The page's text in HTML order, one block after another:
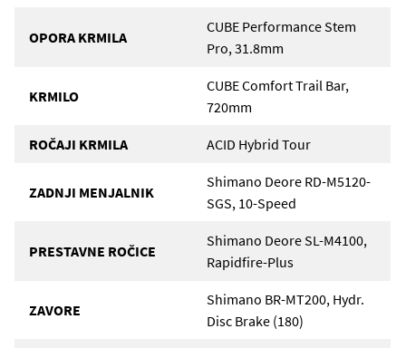
OPORA KRMILA
CUBE Performance Stem
Pro, 31.8mm
KRMILO
CUBE Comfort Trail Bar,
720mm
ROČAJI KRMILA ACID Hybrid Tour
ZADNJI MENJALNIK
Shimano Deore RD-M5120-
SGS, 10-Speed
PRESTAVNE ROČICE
Shimano Deore SL-M4100,
Rapidfire-Plus
ZAVORE
Shimano BR-MT200, Hydr.
Disc Brake (180)